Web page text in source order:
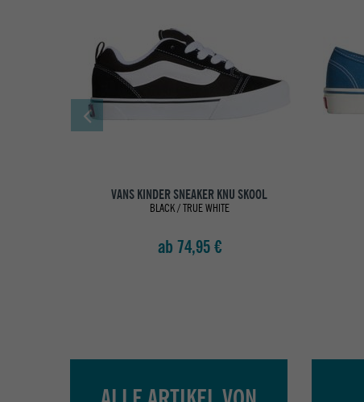
VANS KINDER SNEAKER KNU SKOOL
BLACK / TRUE WHITE
ab 74,95 €